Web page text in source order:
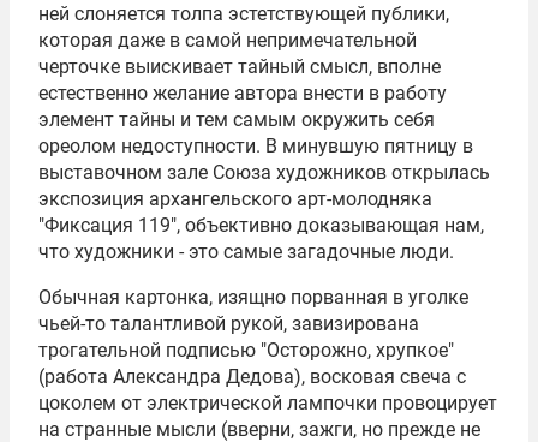
ней слоняется толпа эстетствующей публики,
которая даже в самой непримечательной
черточке выискивает тайный смысл, вполне
естественно желание автора внести в работу
элемент тайны и тем самым окружить себя
ореолом недоступности. В минувшую пятницу в
выставочном зале Союза художников открылась
экспозиция архангельского арт-молодняка
"Фиксация 119", объективно доказывающая нам,
что художники - это самые загадочные люди.
Обычная картонка, изящно порванная в уголке
чьей-то талантливой рукой, завизирована
трогательной подписью "Осторожно, хрупкое"
(работа Александра Дедова), восковая свеча с
цоколем от электрической лампочки провоцирует
на странные мысли (вверни, зажги, но прежде не